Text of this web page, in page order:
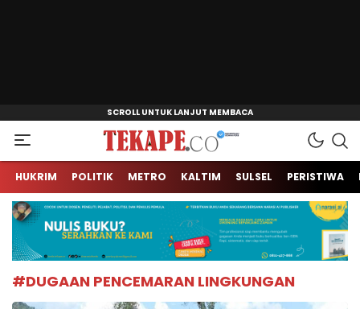
Tekape.co
Jendela Informasi Kita
HUKRIM POLITIK METRO KALTIM SULSEL PERISTIWA
#DUGAAN PENCEMARAN LINGKUNGAN